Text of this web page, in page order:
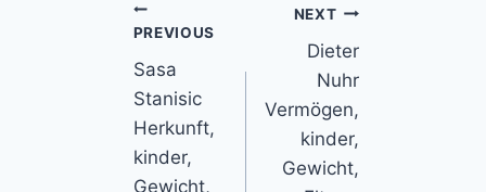
Post
navigation
PREVIOUS
Sasa
Stanisic
Herkunft,
kinder,
Gewicht,
NEXT
Dieter
Nuhr
Vermögen,
kinder,
Gewicht,